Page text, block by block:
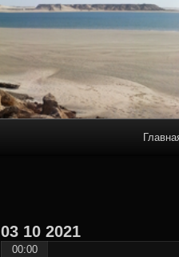
Вело
03 10 2021
00:00